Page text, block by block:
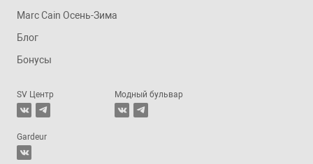
Marc Cain Осень-Зима
Блог
Бонусы
SV Центр Модный бульвар
Gardeur